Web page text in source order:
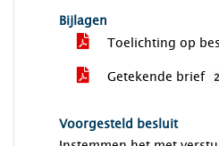
Bijlagen
Toelichting op
Getekende brief
Voorgesteld besluit